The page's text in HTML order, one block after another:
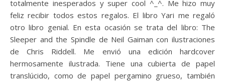
totalmente inesperados y super cool ^_^. Me hizo muy
feliz recibir todos estos regalos. El libro Yari me regaló
otro libro genial. En esta ocasión se trata del libro: The
Sleeper and the Spindle de Neil Gaiman con ilustraciones
de Chris Riddell. Me envió una edición hardcover
hermosamente ilustrada. Tiene una cubierta de papel
translúcido, como de papel pergamino grueso, también